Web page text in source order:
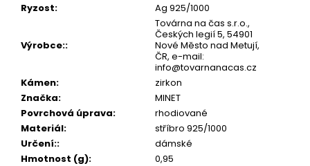
Ryzost: Ag 925/1000
Výrobce::
Továrna na čas s.r.o.,
Českých legií 5, 54901
Nové Město nad Metují,
ČR, e-mail:
info@tovarnanacas.cz
Kámen:
zirkon
Značka:
MINET
Povrchová úprava:
rhodiované
Materiál:
stříbro 925/1000
Určení::
dámské
Hmotnost (g):
0,95